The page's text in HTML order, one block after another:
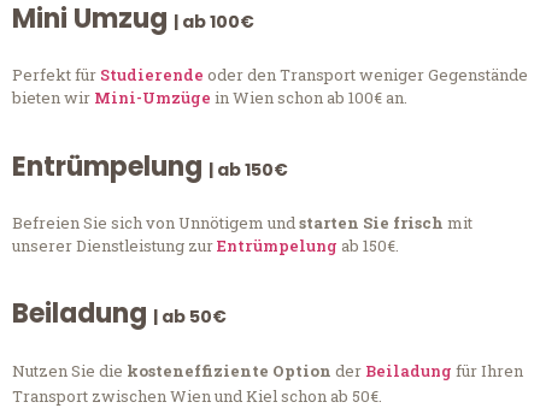
Mini Umzug | ab 100€
Perfekt für Studierende oder den Transport weniger Gegenstände
bieten wir Mini-Umzüge in Wien schon ab 100€ an.
Entrümpelung | ab 150€
Befreien Sie sich von Unnötigem undstarten Sie frisch mit
unserer Dienstleistung zurEntrümpelung ab 150€.
Beiladung | ab 50€
Nutzen Sie die kosteneffiziente Option der Beiladung für Ihren
Transport zwischen Wien und Kiel schon ab 50€.